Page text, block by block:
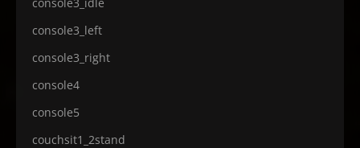
console3_left
console3_right
console4
console5
couchsit1_2stand